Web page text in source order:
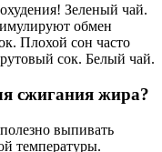
Зеленый чай.
обмен
Плохой сон часто
сок. Белый чай.
сжигания жира?
выпивать
температуры.